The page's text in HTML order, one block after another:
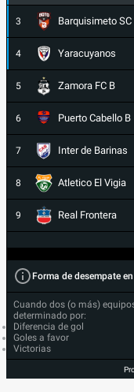
3 Barquisimeto SC
4 Yaracuyanos
5 Zamora FC B
6 Puerto Cabello B
7 Inter de Barinas
8 Atletico El Vigia
9 Real Frontera
Forma de desempate
Cuando dos (o más)
determinado por:
Diferencia de gol
Goles a favor
Victorias